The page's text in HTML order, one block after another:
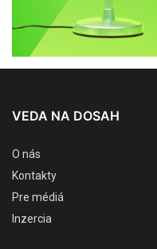
VEDA NA DOSAH
O nás
Kontakty
Pre médiá
Inzercia